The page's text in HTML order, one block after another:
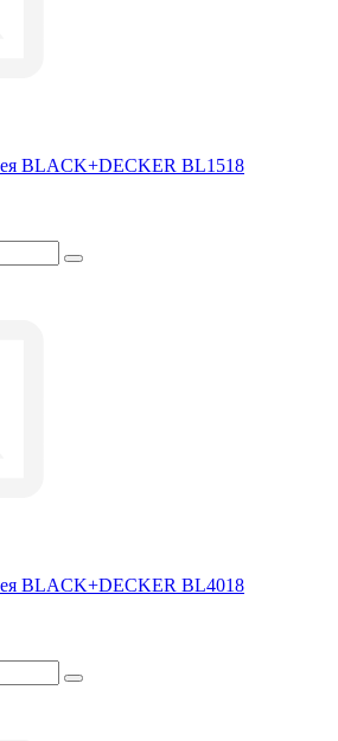
BLACK+DECKER BL1518
BLACK+DECKER BL4018